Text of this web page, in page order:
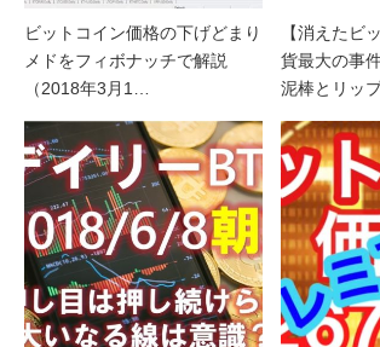
ビットコイン価格の下げどまり
メドをフィボナッチで解説
（2018年3月1…
【消えたビ
貨最大の事
泥棒とリッ